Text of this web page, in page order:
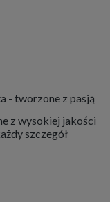
- tworzone z pasją
z wysokiej jakości
szczegół